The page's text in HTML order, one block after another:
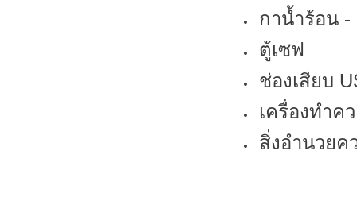
กาน้ำร้อน
ตู้เซฟ
ช่องเสียบ
เครื่องทำค
สิ่งอำนวยค